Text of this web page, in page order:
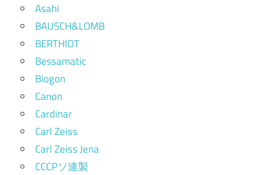
Asahi
BAUSCH&LOMB
BERTHIOT
Bessamatic
Biogon
Canon
Cardinar
Carl Zeiss
Carl Zeiss Jena
CCCPソ連製